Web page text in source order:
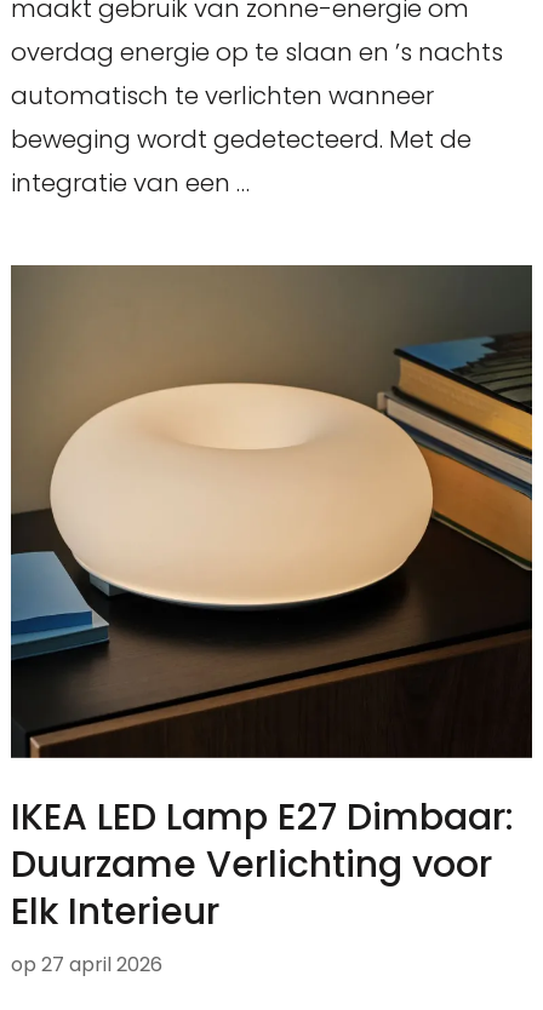
maakt gebruik van zonne-energie om
overdag energie op te slaan en ’s nachts
automatisch te verlichten wanneer
beweging wordt gedetecteerd. Met de
integratie van een …
IKEA LED Lamp E27 Dimbaar:
Duurzame Verlichting voor
Elk Interieur
op 27 april 2026